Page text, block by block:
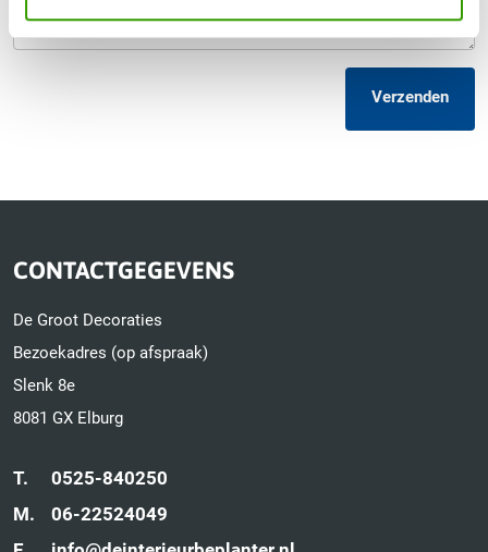
Verzenden
CONTACTGEGEVENS
De Groot Decoraties
Bezoekadres (op afspraak)
Slenk 8e
8081 GX Elburg
T.
0525-840250
M.
06-22524049